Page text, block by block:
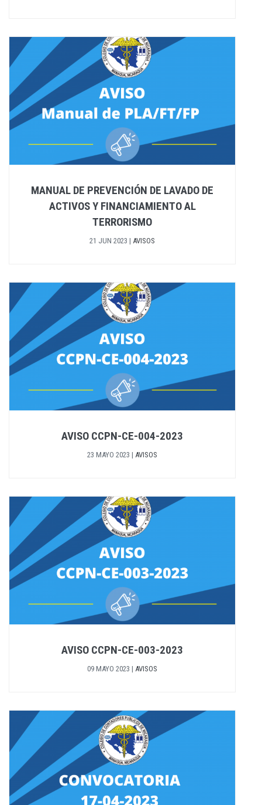
MANUAL DE PREVENCIÓN DE LAVADO DE
ACTIVOS Y FINANCIAMIENTO AL
TERRORISMO
21 JUN 2023 | AVISOS
AVISO CCPN-CE-004-2023
23 MAYO 2023 | AVISOS
AVISO CCPN-CE-003-2023
09 MAYO 2023 | AVISOS